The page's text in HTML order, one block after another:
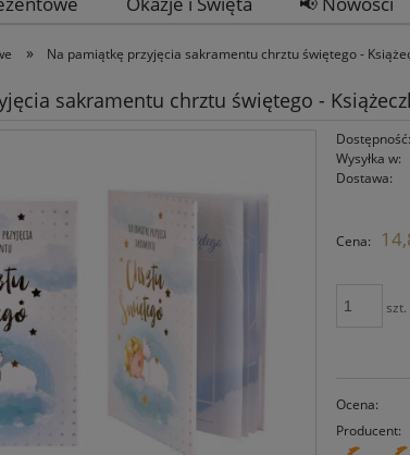
» Na pamiątkę przyjęcia sakramentu chrztu świętego -
sakramentu chrztu świętego -
Dostępność:
Wysyłka w:
Dostawa:
Cena:
szt.
Ocena:
Producent: